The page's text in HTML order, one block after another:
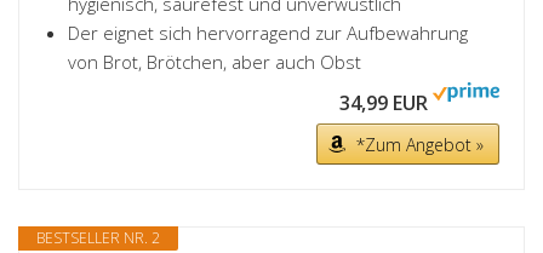
Der eignet sich hervorragend zur Aufbewahrung
von Brot, Brötchen, aber auch Obst
34,99 EUR
*Zum Angebot »
BESTSELLER NR. 2